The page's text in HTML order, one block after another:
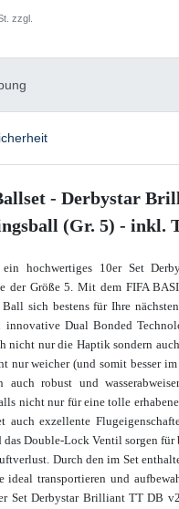
zzgl.
- Derbystar
(Gr. 5) - inkl.
ein hochwertiges 10er Set
der Größe 5. Mit dem FIFA
sich bestens für Ihre
innovative Dual Bonded
nicht nur die Haptik sondern
nur weicher (und somit besser
auch robust und
nicht nur für eine tolle
auch exzellente
Double-Lock Ventil sorgen für
Durch den im Set
ideal transportieren und
Set Derbystar Brilliant TT DB